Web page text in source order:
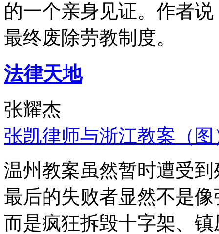
的一个亲身见证。作者
最终废除劳教制度。
法律天地
张耀杰
张凯律师与浙江教案（图
温州教案虽然暂时遭受
最后的失败者显然不是
而是疯狂拆毁十字架、